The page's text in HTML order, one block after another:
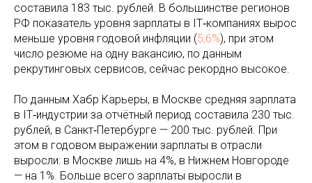
составила 183 тыс. рублей. В большинстве регионов
РФ показатель уровня зарплаты в IT‑компаниях вырос
меньше уровня годовой инфляции (5,6%), при этом
число резюме на одну вакансию, по данным
рекрутинговых сервисов, сейчас рекордно высокое.
По данным Хабр Карьеры, в Москве средняя зарплата
в IT‑индустрии за отчётный период составила 230 тыс.
рублей, в Санкт‑Петербурге — 200 тыс. рублей. При
этом в годовом выражении зарплаты в отрасли
выросли: в Москве лишь на 4%, в Нижнем Новгороде
— на 1%. Больше всего зарплаты выросли в